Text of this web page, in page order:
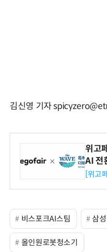
김신영 기자
위고
AI 전
시엄
[위고
비스포크AI스팀 삼
올인원로봇청소기